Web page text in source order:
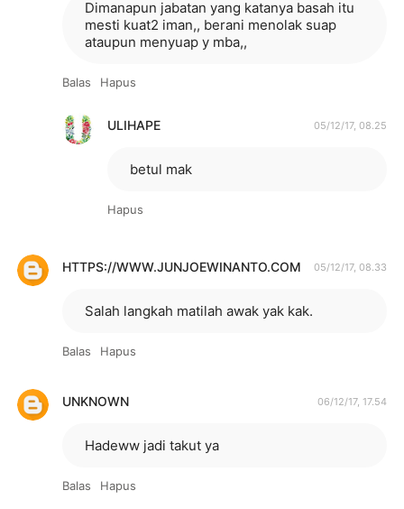
Dimanapun jabatan yang katanya basah itu
mesti kuat2 iman,, berani menolak suap
ataupun menyuap y mba,,
Balas Hapus
ULIHAPE 05/12/17, 08.25
betul mak
Hapus
HTTPS://WWW.JUNJOEWINANTO.COM 05/12/17, 08.33
Salah langkah matilah awak yak kak.
Balas Hapus
UNKNOWN 06/12/17, 17.54
Hadeww jadi takut ya
Balas Hapus